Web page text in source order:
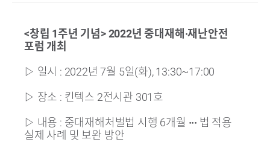
<창립 1주년 기념> 2022년 중대재해·재난안전
포럼 개최
▷ 일시 : 2022년 7월 5일(화), 13:30~17:00
▷ 장소 : 킨텍스 2전시관 301호
▷ 내용 : 중대재해처벌법 시행 6개월 ··· 법 적용
실제 사례 및 보완 방안